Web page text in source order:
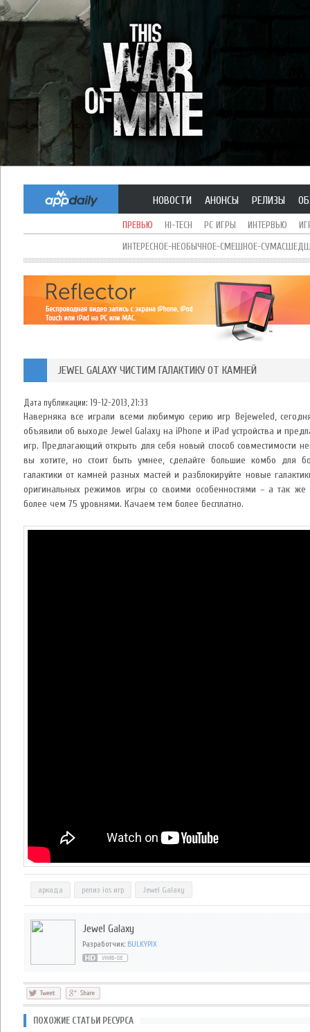
НОВОСТИ АНОНСЫ РЕЛИЗЫ
ПРЕВЬЮ HI-TECH PC ИГРЫ ИНТЕРВЬЮ
ИНТЕРЕСНОЕ-НЕОБЫЧНОЕ-СМЕШНОЕ-
JEWEL GALAXY ЧИСТИМ ГАЛАКТИКУ ОТ КАМНЕЙ
Дата публикации: 19-12-2013, 21:33
Наверняка все играли всеми любимую серию игр Bejeweled,
объявили об выходе Jewel Galaxy на iPhone и iPad устройства и
игр. Предлагающий открыть для себя новый способ совместимости
вы хотите, но стоит быть умнее, сделайте большие комбо для
галактики от камней разных мастей и разблокируйте новые
оригинальных режимов игры со своими особенностями – а так же
более чем 75 уровнями. Качаем тем более бесплатно.
аркада релиз ios игр Jewel Galaxy
Jewel Galaxy
Разработчик: BULKYPIX
ПОХОЖИЕ СТАТЬИ РЕСУРСА